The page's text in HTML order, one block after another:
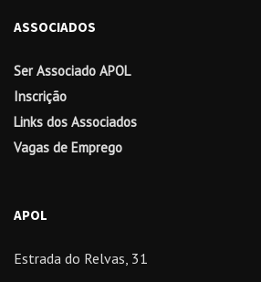
ASSOCIADOS
Ser Associado APOL
Inscrição
Links dos Associados
Vagas de Emprego
APOL
Estrada do Relvas, 31